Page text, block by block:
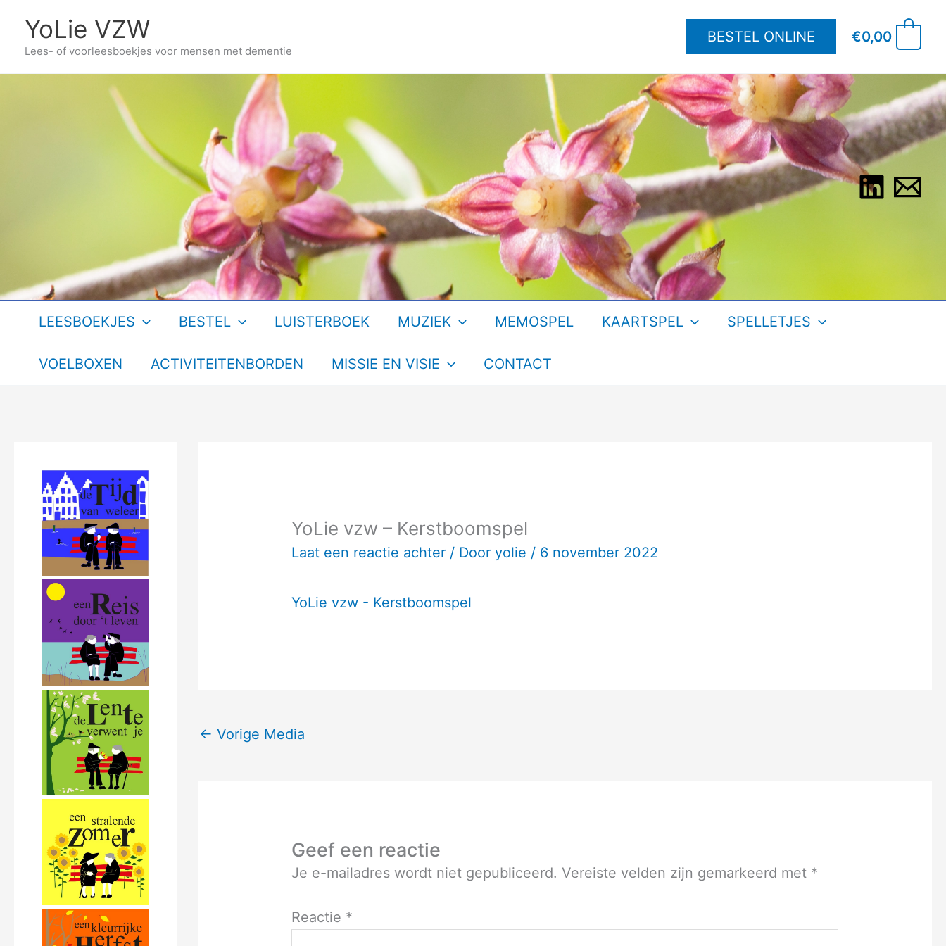
YoLie VZW
Lees- of voorleesboekjes voor mensen met dementie
BESTEL ONLINE €0,00
LEESBOEKJES BESTEL LUISTERBOEK MUZIEK MEMOSPEL KAARTSPEL SPELLETJES
VOELBOXEN ACTIVITEITENBORDEN MISSIE EN VISIE CONTACT
YoLie vzw – Kerstboomspel
Laat een reactie achter / Dooryolie / 6 november 2022
YoLie vzw - Kerstboomspel
← Vorige Media
Geef een reactie
Je e-mailadres wordt niet gepubliceerd. Vereiste velden zijn gemarkeerd met *
Reactie *